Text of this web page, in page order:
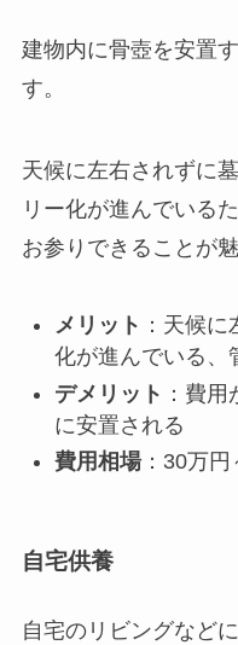
建物内に骨壺を安置
す。
天候に左右されずに
リー化が進んでいる
お参りできることが魅
メリット ：天候
化が進んでいる、
デメリット ：費
に安置される
費用相場：30万円
自宅供養
自宅のリビングなど